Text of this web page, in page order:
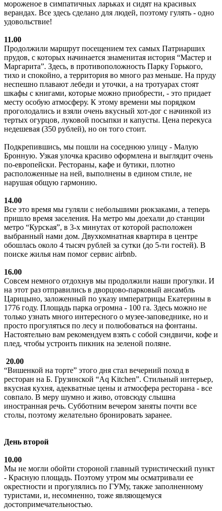
мороженое в симпатичных ларьках и сидят на красивых
верандах. Все здесь сделано для людей, поэтому гулять - одно
удовольствие!
11.00
Продолжили маршрут посещением тех самых Патриарших
прудов, с которых начинается знаменитая история “Мастер и
Маргарита”. Здесь, в противоположность Парку Горького,
тихо и спокойно, а территория во много раз меньше. На пруду
неспешно плавают лебеди и уточки, а на тротуарах стоят
шкафы с книгами, которые можно приобрести, - это придает
месту особую атмосферу. К этому времени мы порядком
проголодались и взяли очень вкусный хот-дог с начинкой из
тертых огурцов, луковой посыпки и капусты. Цена перекуса
недешевая (350 рублей), но он того стоит.
Подкрепившись, мы пошли на соседнюю улицу - Малую
Бронную. Узкая улочка красиво оформлена и выглядит очень
по-европейски. Рестораны, кафе и бутики, плотно
расположенные на ней, выполнены в едином стиле, не
нарушая общую гармонию.
14.00
Все это время мы гуляли с небольшими рюкзаками, а теперь
пришло время заселения. На метро мы доехали до станции
метро “Курская”, в 3-х минутах от которой расположен
выбранный нами дом. Двухкомнатная квартира в центре
обошлась около 4 тысяч рублей за сутки (до 5-ти гостей). В
поиске жилья нам помог сервис airbnb.
16.00
Совсем немного отдохнув мы продолжили наши прогулки. И
на этот раз отправились в дворцово-парковый ансамбль
Царицыно, заложенный по указу императрицы Екатерины в
1776 году. Площадь парка огромна - 100 га. Здесь можно не
только узнать много интересного о музее-заповеднике, но и
просто прогуляться по лесу и полюбоваться на фонтаны.
Настоятельно вам рекомендуем взять с собой сэндвичи, кофе и
плед, чтобы устроить пикник на зеленой поляне.
20.00
“Вишенкой на торте” этого дня стал вечерний поход в
ресторан на Б. Грузинской “Aq Kitchen”. Стильный интерьер,
вкусная кухня, адекватные цены и атмосфера ресторана - все
совпало. В меру шумно и живо, отовсюду слышна
иностранная речь. Субботним вечером заняты почти все
столы, поэтому желательно бронировать заранее.
День второй
10.00
Мы не могли обойти стороной главный туристический пункт
- Красную площадь. Поэтому утром мы осматривали ее
окрестности и прогулялись по ГУМу, также заполненному
туристами, и, несомненно, тоже являющемуся
достопримечательностью.